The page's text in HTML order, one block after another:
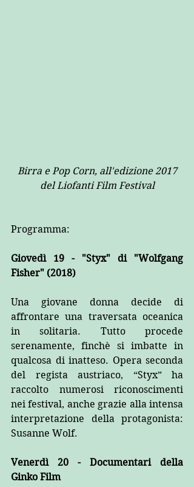
Birra e Pop Corn, all'edizione 2017
del Liofanti Film Festival
Programma:
Giovedì 19 - "Styx" di "Wolfgang
Fisher" (2018)
Una giovane donna decide di
affrontare una traversata oceanica
in solitaria. Tutto procede
serenamente, finchè si imbatte in
qualcosa di inatteso. Opera seconda
del regista austriaco, “Styx” ha
raccolto numerosi riconoscimenti
nei festival, anche grazie alla intensa
interpretazione della protagonista:
Susanne Wolf.
Venerdì 20 - Documentari della
Ginko Film